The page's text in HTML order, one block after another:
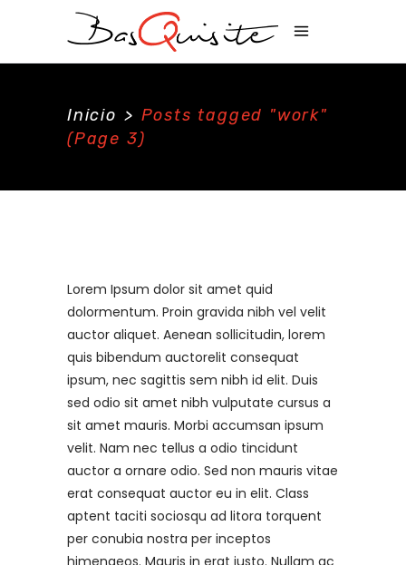
Inicio > Posts tagged "work"
(Page 3)
Lorem Ipsum dolor sit amet quid
dolormentum. Proin gravida nibh vel velit
auctor aliquet. Aenean sollicitudin, lorem
quis bibendum auctorelit consequat
ipsum, nec sagittis sem nibh id elit. Duis
sed odio sit amet nibh vulputate cursus a
sit amet mauris. Morbi accumsan ipsum
velit. Nam nec tellus a odio tincidunt
auctor a ornare odio. Sed non mauris vitae
erat consequat auctor eu in elit. Class
aptent taciti sociosqu ad litora torquent
per conubia nostra per inceptos
himenaeos. Mauris in erat justo. Nullam ac